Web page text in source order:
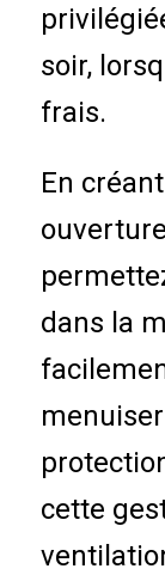
soir,
frais.
En
dans la
cette